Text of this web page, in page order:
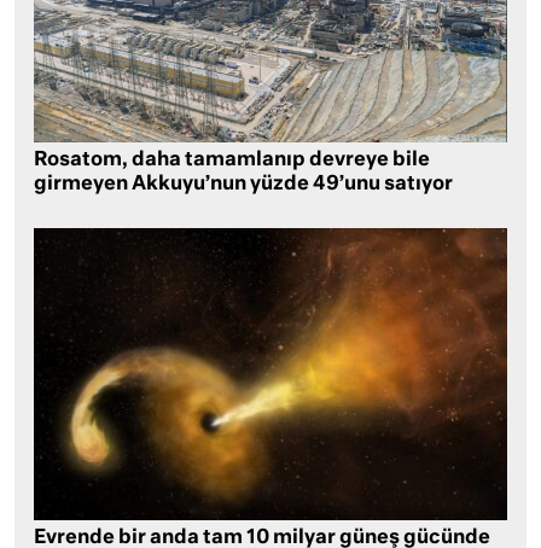
Rosatom, daha tamamlanıp devreye bile
girmeyen Akkuyu’nun yüzde 49’unu satıyor
Evrende bir anda tam 10 milyar güneş gücünde